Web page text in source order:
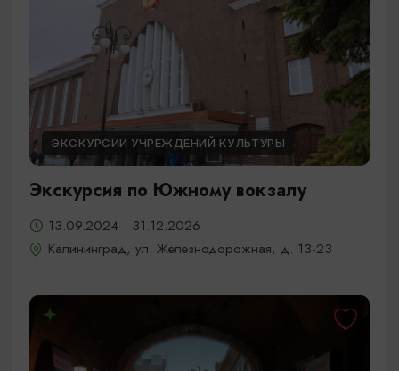
ЭКСКУРСИИ УЧРЕЖДЕНИЙ КУЛЬТУРЫ
Экскурсия по Южному вокзалу
13.09.2024 - 31.12.2026
Калининград, ул. Железнодорожная, д. 13-23